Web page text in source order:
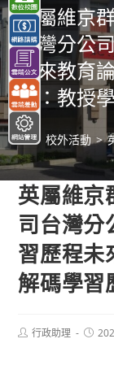
容 英屬維京
台灣分公
未來教育
程：教授
> 校外活動 >
英屬維京
司台灣分
習歷程未
解碼學習
Post行政助理
Post